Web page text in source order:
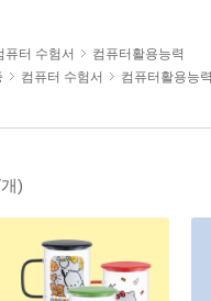
퓨터 수험서
컴퓨터활용능력
컴퓨터 수험서 컴퓨터활용능
)